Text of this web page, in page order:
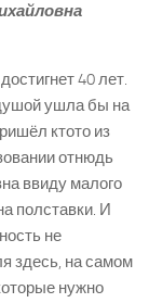
40 лет.
ушла бы на
кто­то из
отнюдь
ввиду малого
полставки. И
не
здесь, на самом
нужно